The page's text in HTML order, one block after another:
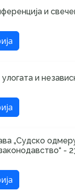
и
улогата и
„Судско
-